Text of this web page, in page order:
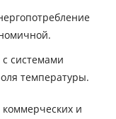
системами
температуры.
коммерческих и